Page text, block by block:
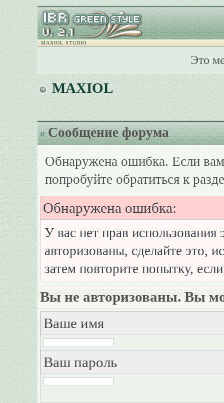
MAXIOL STUDIO
Это
MAXIOL
Сообщение форума
Обнаружена ошибка. Если
попробуйте обратиться к
Обнаружена ошибка:
У вас нет прав
авторизованы, сделайте это,
затем повторите попытку,
Вы не авторизованы. Вы
Ваше имя
Ваш пароль